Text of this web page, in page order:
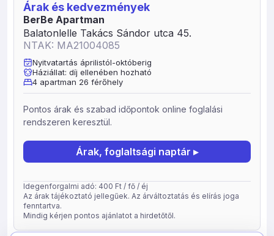
Több szabad strand és étterem is 800 méteren belül
Központ, bevásárlási lehetőség, cukrászda, pékség,
patika 500 méter Játszótér 500 méter Vasút és
buszállomás 500 méter.
Árak és kedvezmények
BerBe Apartman
Balatonlelle Takács Sándor utca 45.
NTAK: MA21004085
Nyitvatartás áprilistól-októberig
Háziállat: díj ellenében hozható
4 apartman 26 férőhely
Pontos árak és szabad időpontok online foglalási
rendszeren keresztül.
Árak, foglaltsági naptár ▸
Idegenforgalmi adó: 400 Ft / fő / éj
Az árak tájékoztató jellegűek. Az árváltoztatás és elírás joga
fenntartva.
Mindig kérjen pontos ajánlatot a hirdetőtől.